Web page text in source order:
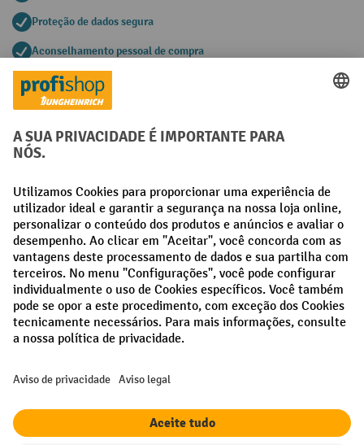
Proteção de dados segura
Aconselhamento pessoal de compra
Métodos de pagamento
Redes sociais
Facebook
LinkedIn
Instagram
Termos e condições gerais Aviso Legal
Todos os preços excl. IVA maiscustos de envio
¹ O desconto é válido enquanto durarem os stocks. O desconto não se